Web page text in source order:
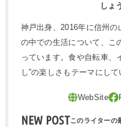
しょ
神戸出身、2016年に信州
の中での生活について、こ
っています。食や自転車、
し”の楽しさもテーマにして
NEW POST